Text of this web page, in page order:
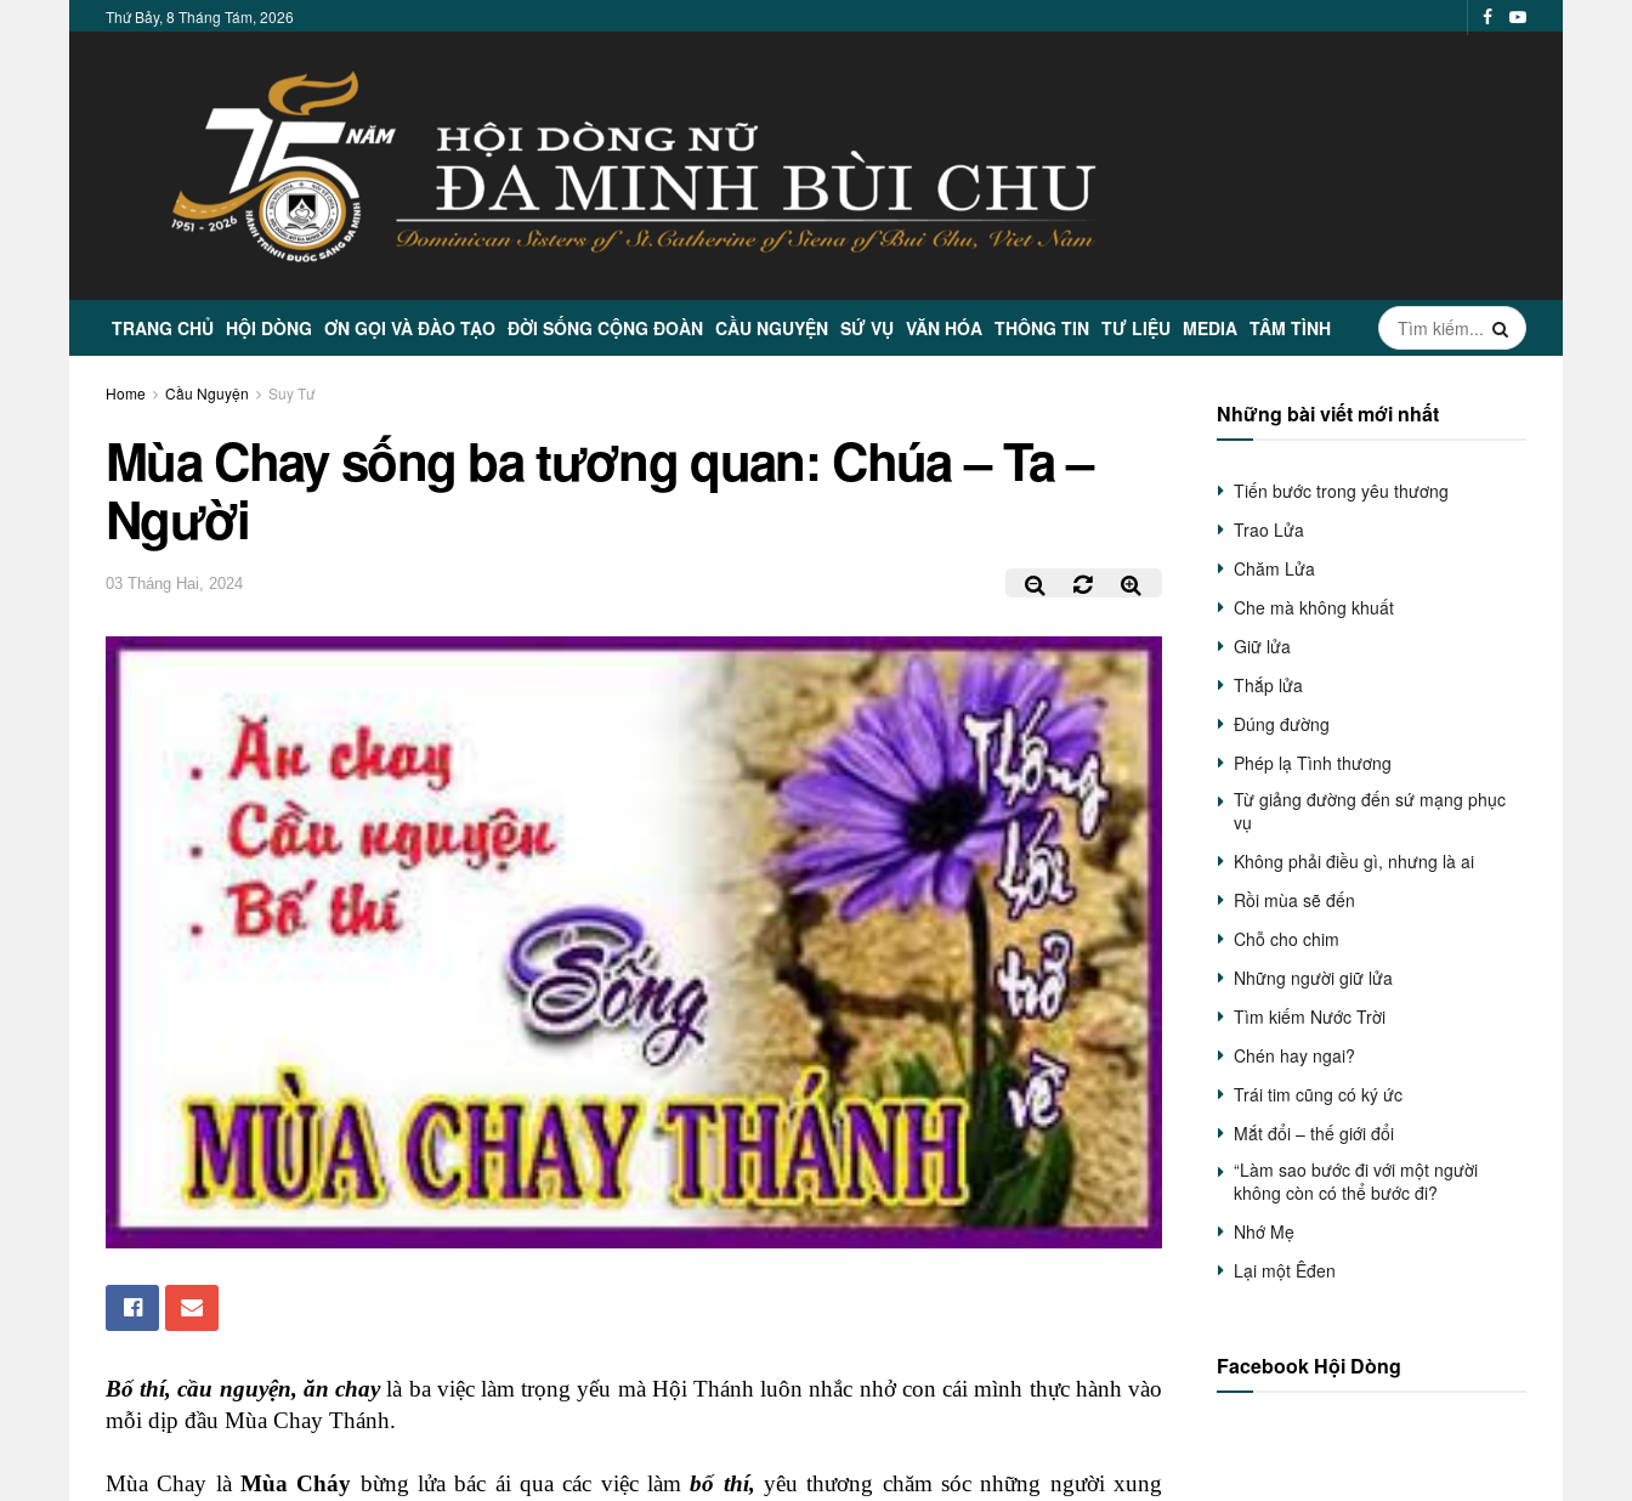
Thứ Bảy, 8 Tháng Tám, 2026
TRANG CHỦ HỘI DÒNG ƠN GỌI VÀ ĐÀO TẠO ĐỜI SỐNG CỘNG ĐOÀN CẦU NGUYỆN SỨ VỤ VĂN HÓA THÔNG TIN TƯ LIỆU MEDIA TÂM TÌNH
Home Cầu Nguyện Suy Tư
Mùa Chay sống ba tương quan: Chúa – Ta –
Người
03 Tháng Hai, 2024
Bố thí, cầu nguyện, ăn chaylà ba việc làm trọng yếu mà Hội Thánh luôn nhắc nhở con cái mình thực hành vào
mỗi dịp đầu Mùa Chay Thánh.
Mùa Chay là Mùa Cháy bừng lửa bác ái qua các việc làmbố thí, yêu thương chăm sóc những người xung
Những bài viết mới nhất
Tiến bước trong yêu thương
Trao Lửa
Chăm Lửa
Che mà không khuất
Giữ lửa
Thắp lửa
Đúng đường
Phép lạ Tình thương
Từ giảng đường đến sứ mạng phục
vụ
Không phải điều gì, nhưng là ai
Rồi mùa sẽ đến
Chỗ cho chim
Những người giữ lửa
Tìm kiếm Nước Trời
Chén hay ngai?
Trái tim cũng có ký ức
Mắt đổi – thế giới đổi
“Làm sao bước đi với một người
không còn có thể bước đi?
Nhớ Mẹ
Lại một Êđen
Facebook Hội Dòng